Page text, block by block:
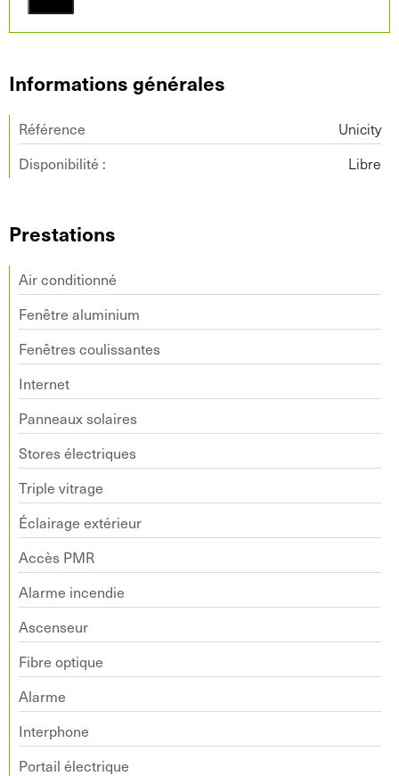
Informations générales
Référence
Unicity
Disponibilité :
Libre
Prestations
Air conditionné
Fenêtre aluminium
Fenêtres coulissantes
Internet
Panneaux solaires
Stores électriques
Triple vitrage
Éclairage extérieur
Accès PMR
Alarme incendie
Ascenseur
Fibre optique
Alarme
Interphone
Portail électrique